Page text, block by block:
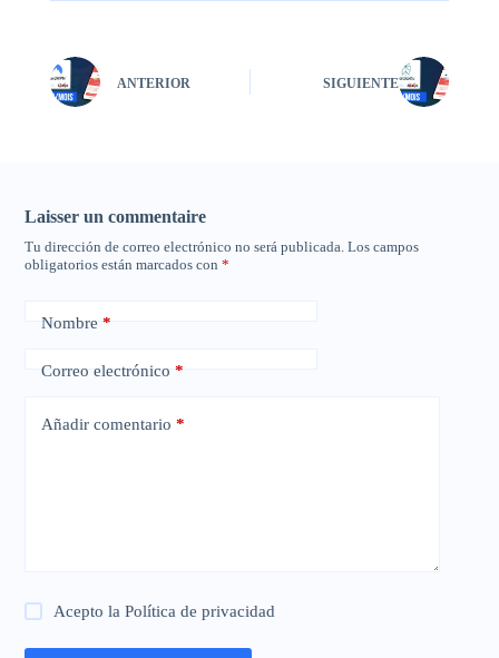
ANTERIOR SIGUIENTE
Laisser un commentaire
Tu dirección de correo electrónico no será publicada. Los campos
obligatorios están marcados con*
Nombre *
Correo electrónico *
Añadir comentario *
Acepto la Política de privacidad